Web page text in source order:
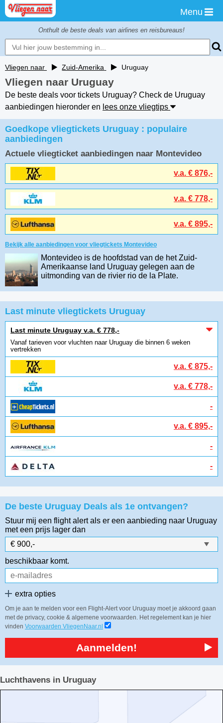
Menu
Onthult de beste deals van airlines en reisbureaus!
Vliegen naar Zuid-Amerika Uruguay
Vliegen naar Uruguay
De beste deals voor tickets Uruguay? Check de Uruguay
aanbiedingen hieronder en lees onze vliegtips
Goedkope vliegtickets Uruguay : populaire
aanbiedingen
Actuele vliegticket aanbiedingen naar Montevideo
v.a. € 876,-
v.a. € 778,-
v.a. € 895,-
Bekijk alle aanbiedingen voor vliegtickets Montevideo
Montevideo is de hoofdstad van de het Zuid-
Amerikaanse land Uruguay gelegen aan de
uitmonding van de rivier rio de la Plate.
Last minute vliegtickets Uruguay
Last minute Uruguay v.a. € 778,-
Vanaf tarieven voor vluchten naar Uruguay die binnen 6 weken
vertrekken
v.a. € 875,-
v.a. € 778,-
-
v.a. € 895,-
-
-
De beste Uruguay Deals als 1e ontvangen?
Stuur mij een flight alert als er een aanbieding naar Uruguay
met een prijs lager dan
beschikbaar komt.
extra opties
Om je aan te melden voor een Flight-Alert voor Uruguay moet je akkoord gaan
met de privacy, cookie & algemene voorwaarden. Het regelement kan je hier
vinden Voorwaarden VliegenNaar.nl
Aanmelden!
Luchthavens in Uruguay
De beste
als 1e ontvangen?
Stuur mij een Flight-alert
als er een aanbieding naar
is onder€ 900
Nu Aanmelden!
Voorwaarden VliegenNaar.nl